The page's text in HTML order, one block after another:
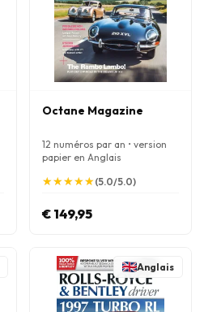
Octane Magazine
12 numéros par an • version
papier en Anglais
★
★★
★★
★★
★★
★(5.0/5.0)
€ 149,95
Anglais